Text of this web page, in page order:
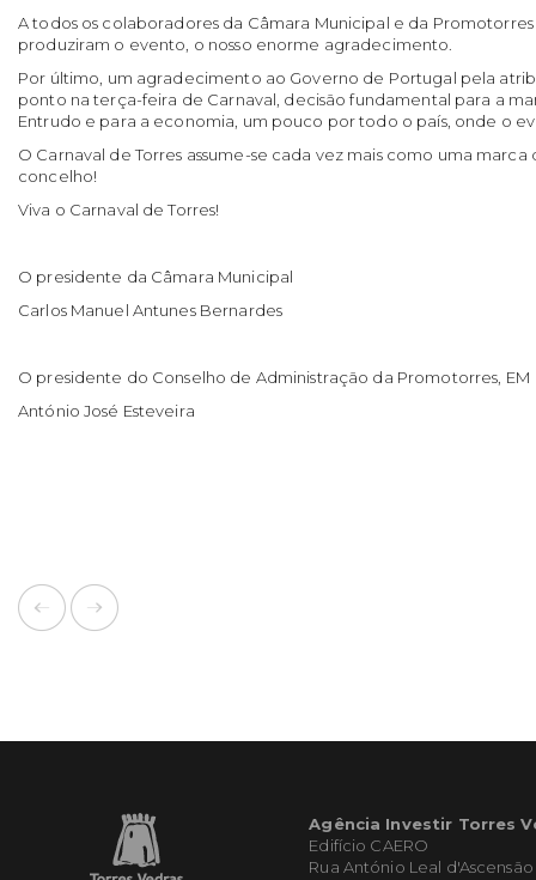
A todos os colaboradores da Câmara Municipal e da
produziram o evento, o nosso enorme agradecimento.
Por último, um agradecimento ao Governo de Portugal pela
ponto na terça-feira de Carnaval, decisão fundamental para a
Entrudo e para a economia, um pouco por todo o país, onde o
O Carnaval de Torres assume-se cada vez mais como uma marca
concelho!
Viva o Carnaval de Torres!
O presidente da Câmara Municipal
Carlos Manuel Antunes Bernardes
O presidente do Conselho de Administração da Promotorres, EM
António José Esteveira
Agência Investir Torres
Edifício CAERO
Rua António Leal d'Ascensão